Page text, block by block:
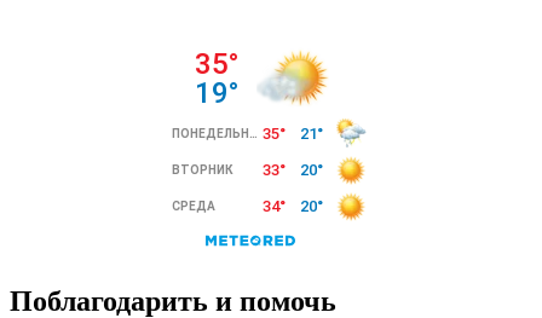
Поблагодарить и помочь